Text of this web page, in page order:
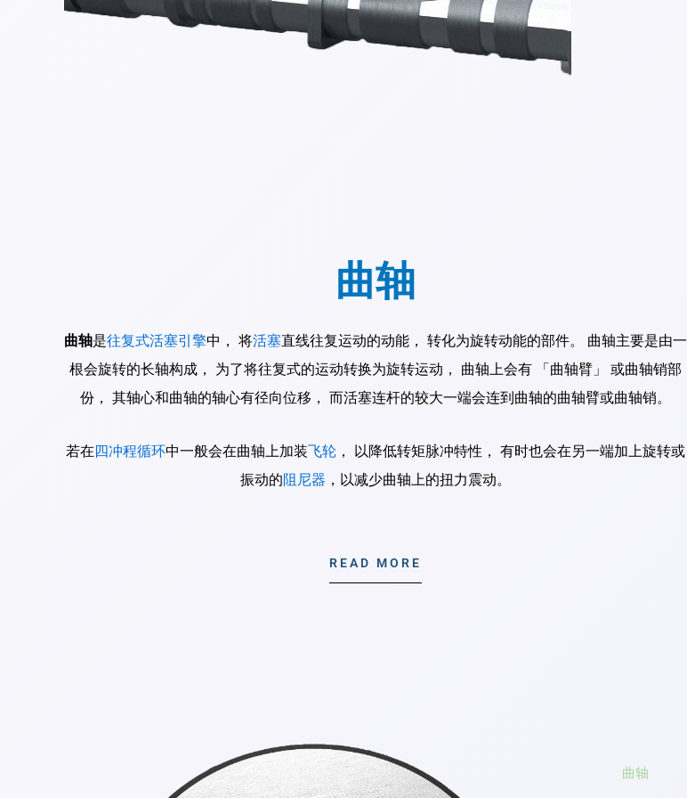
曲轴
曲轴是往复式活塞引擎中， 将活塞直线往复运动的动能， 转化为旋转动能的部件。 曲轴主要是由一
根会旋转的长轴构成， 为了将往复式的运动转换为旋转运动， 曲轴上会有 「曲轴臂」 或曲轴销部
份， 其轴心和曲轴的轴心有径向位移， 而活塞连杆的较大一端会连到曲轴的曲轴臂或曲轴销。
若在四冲程循环中一般会在曲轴上加装飞轮 ， 以降低转矩脉冲特性， 有时也会在另一端加上旋转或
振动的阻尼器 ，以减少曲轴上的扭力震动。
READ MORE
曲轴